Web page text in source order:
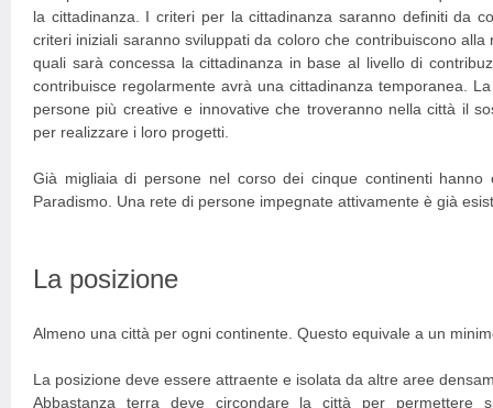
la cittadinanza. I criteri per la cittadinanza saranno definiti da
criteri iniziali saranno sviluppati da coloro che contribuiscono
quali sarà concessa la cittadinanza in base al livello di
contribuisce regolarmente avrà una cittadinanza temporanea.
persone più creative e innovative che troveranno nella città il
per realizzare i loro progetti.
Già migliaia di persone nel corso dei cinque continenti hanno
Paradismo. Una rete di persone impegnate attivamente è già
La posizione
Almeno una città per ogni continente. Questo equivale a un
La posizione deve essere attraente e isolata da altre aree
Abbastanza terra deve circondare la città per permettere